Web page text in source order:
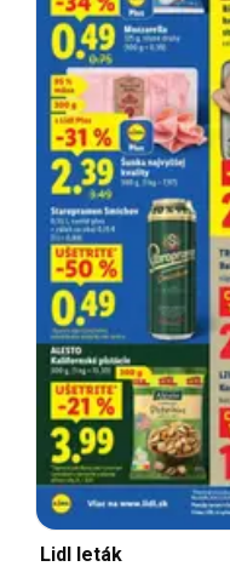
Lidl leták